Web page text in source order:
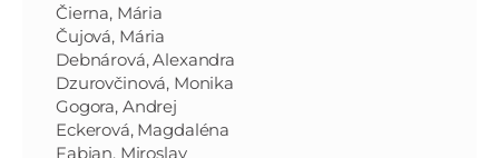
Čierna, Mária
Čujová, Mária
Debnárová, Alexandra
Dzurovčinová, Monika
Gogora, Andrej
Eckerová, Magdaléna
Fabian, Miroslav